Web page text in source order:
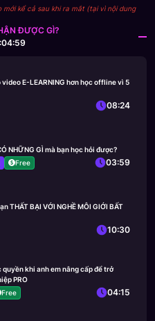
kể cả sau khi ra mắt (tại vì nội dung
ĐƯỢC GÌ?
video E-LEARNING hơn học offline vì 5
08:24
NHỮNG GÌ mà bạn học hỏi được?
Free 03:59
THẤT BẠI VỚI NGHỀ MÔI GIỚI BẤT
10:30
quyền khi anh em nâng cấp để trở
PRO
Free 04:15